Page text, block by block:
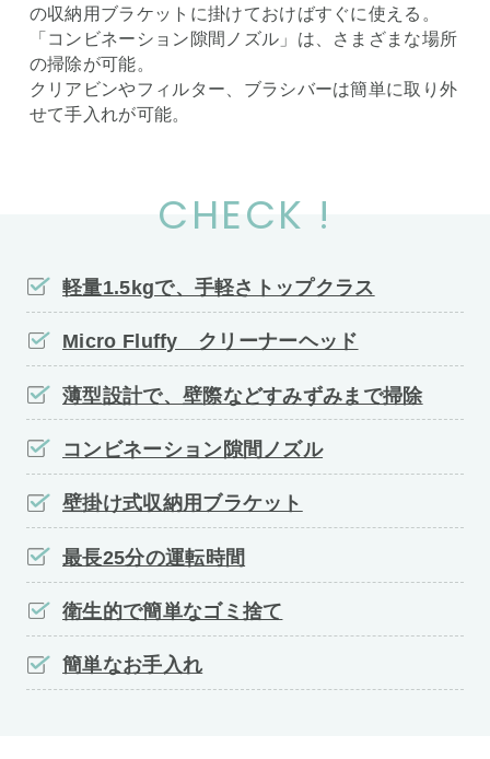
の収納用ブラケットに掛けておけばすぐに使える。
「コンビネーション隙間ノズル」は、さまざまな場所
の掃除が可能。
クリアビンやフィルター、ブラシバーは簡単に取り外
せて手入れが可能。
CHECK !
軽量1.5kgで、手軽さトップクラス
Micro Fluffy クリーナーヘッド
薄型設計で、壁際などすみずみまで掃除
コンビネーション隙間ノズル
壁掛け式収納用ブラケット
最長25分の運転時間
衛生的で簡単なゴミ捨て
簡単なお手入れ